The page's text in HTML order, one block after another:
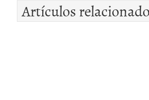
Artículos